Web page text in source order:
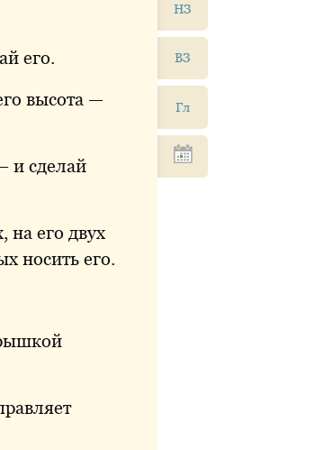
НЗ
ВЗ
Гл
его.
высота —
и сделай
на его двух
носить его.